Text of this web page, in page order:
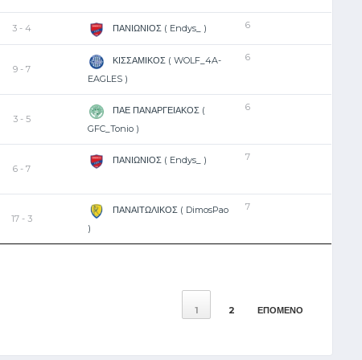
EL EN
3 - 4 ΠΑΝΙΩΝΙΟΣ ( Endys_ ) 6
9 - 7
ΚΙΣΣΑΜΙΚΟΣ ( WOLF_4A-
EAGLES )
6
3 - 5
ΠΑΕ ΠΑΝΑΡΓΕΙΑΚΟΣ (
GFC_Tonio )
6
6 - 7
ΠΑΝΙΩΝΙΟΣ ( Endys_ ) 7
17 - 3
ΠΑΝΑΙΤΩΛΙΚΟΣ ( DimosPao
)
7
1 2 ΕΠΌΜΕΝΟ